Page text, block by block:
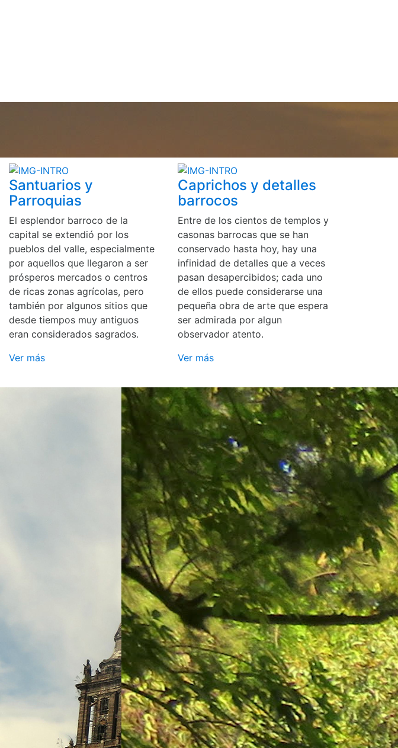
Santuarios y
Parroquias
El esplendor barroco de la
capital se extendió por los
pueblos del valle, especialmente
por aquellos que llegaron a ser
prósperos mercados o centros
de ricas zonas agrícolas, pero
también por algunos sitios que
desde tiempos muy antiguos
eran considerados sagrados.
Ver más
Caprichos y detalles
barrocos
Entre de los cientos de templos y
casonas barrocas que se han
conservado hasta hoy, hay una
infinidad de detalles que a veces
pasan desapercibidos; cada uno
de ellos puede considerarse una
pequeña obra de arte que espera
ser admirada por algun
observador atento.
Ver más